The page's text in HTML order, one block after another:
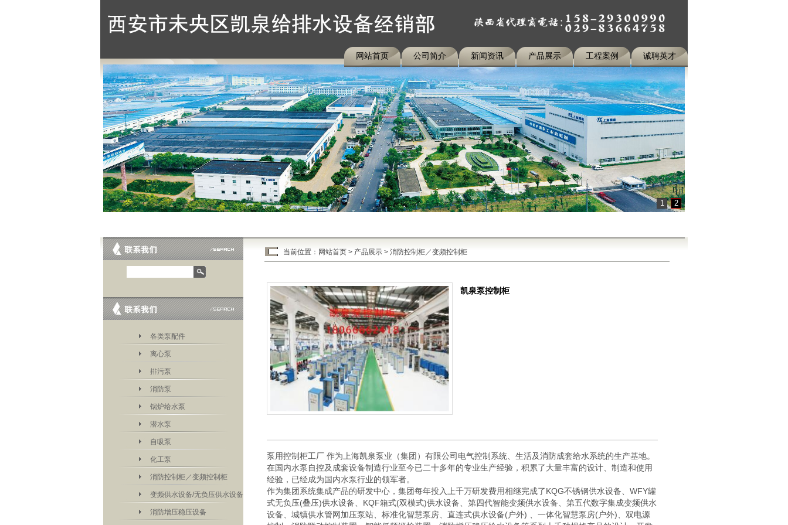
1 2
网站首页 公司简介 新闻资讯 产品展示 工程案例 诚聘英才
各类泵配件
离心泵
排污泵
消防泵
锅炉给水泵
潜水泵
自吸泵
化工泵
消防控制柜／变频控制柜
变频供水设备/无负压供水设备
消防增压稳压设备
当前位置： 网站首页 > 产品展示 > 消防控制柜／变频控制柜
凯泉泵控制柜
泵用控制柜工厂 作为上海凯泉泵业（集团）有限公司电气控制系统、生活及消防成套给水系统的生产基地。
在国内水泵自控及成套设备制造行业至今已二十多年的专业生产经验，积累了大量丰富的设计、制造和使用
经验，已经成为国内水泵行业的领军者。
作为集团系统集成产品的研发中心，集团每年投入上千万研发费用相继完成了KQG不锈钢供水设备、WFY罐
式无负压(叠压)供水设备、KQF箱式(双模式)供水设备、第四代智能变频供水设备、第五代数字集成变频供水
设备、城镇供水管网加压泵站、标准化智慧泵房、直连式供水设备(户外) 、一体化智慧泵房(户外)、双电源